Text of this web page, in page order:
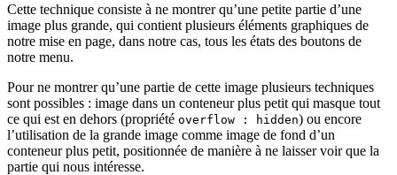
Cette technique consiste à ne montrer qu’une petite partie d’une
image plus grande, qui contient plusieurs éléments graphiques de
notre mise en page, dans notre cas, tous les états des boutons de
notre menu.
Pour ne montrer qu’une partie de cette image plusieurs techniques
sont possibles : image dans un conteneur plus petit qui masque tout
ce qui est en dehors (propriété overflow : hidden) ou encore
l’utilisation de la grande image comme image de fond d’un
conteneur plus petit, positionnée de manière à ne laisser voir que la
partie qui nous intéresse.